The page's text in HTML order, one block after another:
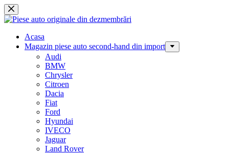
Sari
la
Acasa
Magazin piese auto second-hand din import
Audi
BMW
Chrysler
Citroen
Dacia
Fiat
Ford
Hyundai
IVECO
Jaguar
Land Rover